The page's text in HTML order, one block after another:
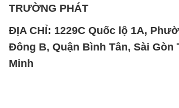
TRƯỜNG PHÁT
ĐỊA CHỈ: 1229C Quốc lộ 1A,
Đông B, Quận Bình Tân, Sài Gòn
Minh